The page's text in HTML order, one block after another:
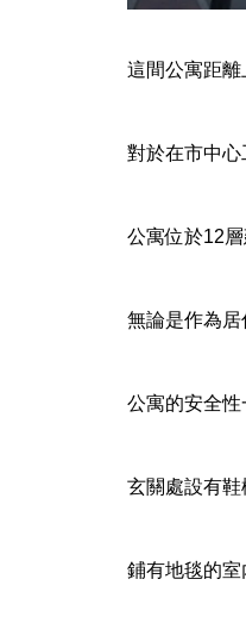
這間公寓距離
對於在市中
公寓位於12
無論是作為居
公寓的安全性
玄關處設有鞋
鋪有地毯的室